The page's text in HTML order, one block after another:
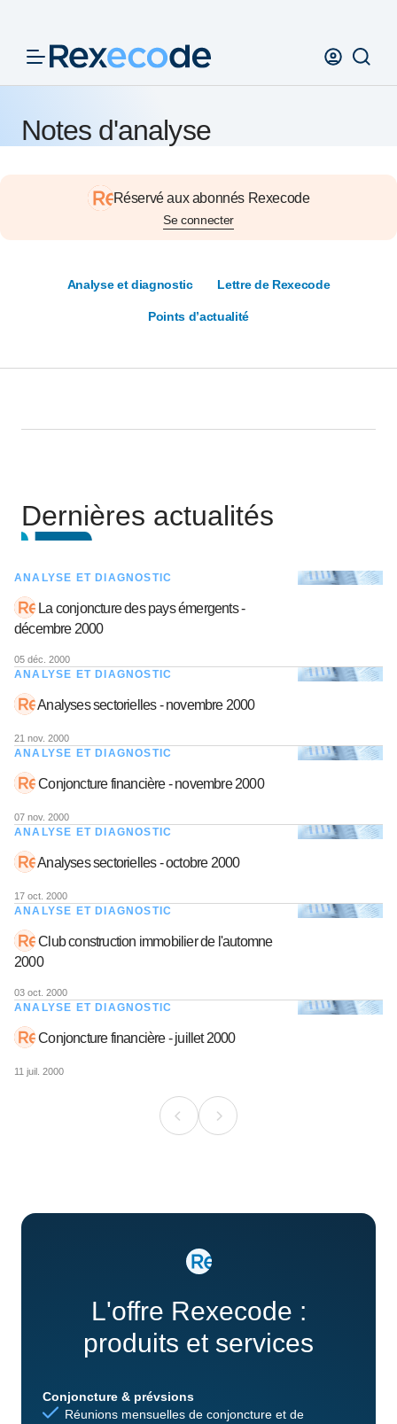
Notes d'analyse
Réservé aux abonnés Rexecode
Se connecter
Analyse et diagnostic Lettre de Rexecode
Points d’actualité
Dernières actualités
ANALYSE ET DIAGNOSTIC
La conjoncture des pays émergents -
décembre 2000
05 déc. 2000
ANALYSE ET DIAGNOSTIC
Analyses sectorielles - novembre 2000
21 nov. 2000
ANALYSE ET DIAGNOSTIC
Conjoncture financière - novembre 2000
07 nov. 2000
ANALYSE ET DIAGNOSTIC
Analyses sectorielles - octobre 2000
17 oct. 2000
ANALYSE ET DIAGNOSTIC
Club construction immobilier de l'automne
2000
03 oct. 2000
ANALYSE ET DIAGNOSTIC
Conjoncture financière - juillet 2000
11 juil. 2000
L'offre Rexecode :
produits et services
Conjoncture & prévsions
Réunions mensuelles de conjoncture et de